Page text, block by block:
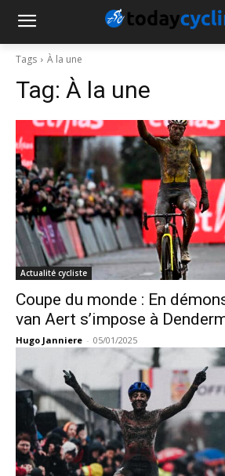
Tags À la une
Tag: À la une
Actualité cycliste
Coupe du monde : En
van Aert s’impose à
Hugo Janniere - 05/01/2025